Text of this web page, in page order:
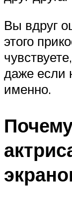
Вы вдруг
этого
даже если
именно.